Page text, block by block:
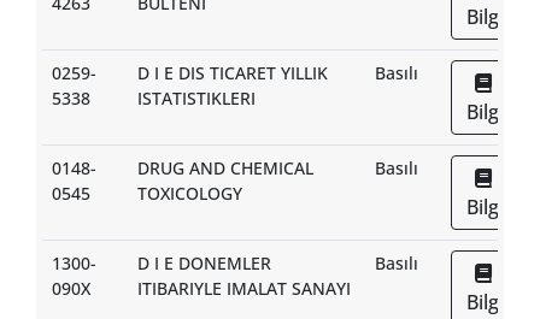
Bilgi
0259-
5338
D I E DIS TICARET YILLIK
ISTATISTIKLERI
Basılı
Bilgi
0148-
0545
DRUG AND CHEMICAL
TOXICOLOGY
Basılı
Bilgi
1300-
090X
D I E DONEMLER
ITIBARIYLE IMALAT SANAYI
Basılı
Bilgi